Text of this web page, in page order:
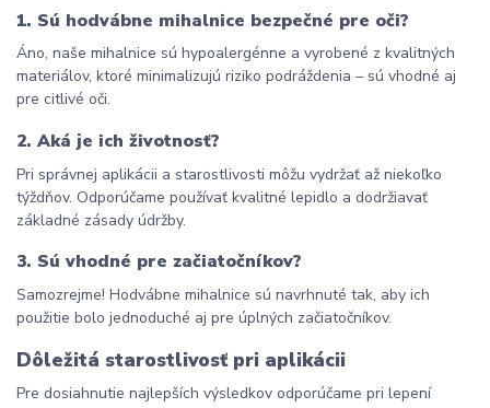
1. Sú hodvábne mihalnice bezpečné pre oči?
Áno, naše mihalnice sú hypoalergénne a vyrobené z kvalitných
materiálov, ktoré minimalizujú riziko podráždenia – sú vhodné aj
pre citlivé oči.
2. Aká je ich životnosť?
Pri správnej aplikácii a starostlivosti môžu vydržať až niekoľko
týždňov. Odporúčame používať kvalitné lepidlo a dodržiavať
základné zásady údržby.
3. Sú vhodné pre začiatočníkov?
Samozrejme! Hodvábne mihalnice sú navrhnuté tak, aby ich
použitie bolo jednoduché aj pre úplných začiatočníkov.
Dôležitá starostlivosť pri aplikácii
Pre dosiahnutie najlepších výsledkov odporúčame pri lepení